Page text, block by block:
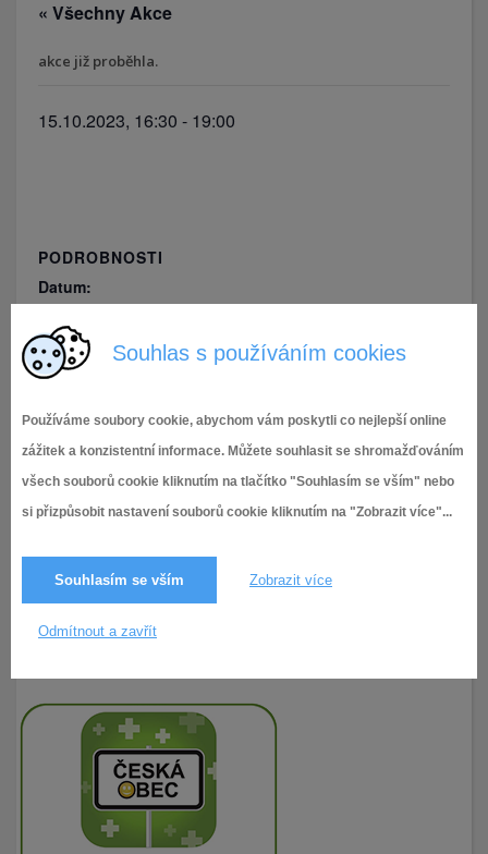
Souhlas s používáním cookies
Používáme soubory cookie, abychom vám poskytli co nejlepší online
zážitek a konzistentní informace. Můžete souhlasit se shromažďováním
všech souborů cookie kliknutím na tlačítko "Souhlasím se vším" nebo
si přizpůsobit nastavení souborů cookie kliknutím na "Zobrazit více"...
Souhlasím se vším Zobrazit více
Odmítnout a zavřít
« Všechny Akce
akce již proběhla.
15.10.2023, 16:30 - 19:00
PODROBNOSTI
Datum:
Čas:
16:30 - 19:00
Tuřanský hode Den válečných veteránů